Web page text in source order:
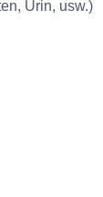
Urin, usw.)